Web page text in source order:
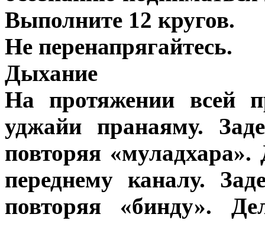
Выполните 12 кругов.
Не перенапрягайтесь.
Дыхание
На протяжении всей
уджайи пранаяму.
повторяя
переднему каналу.
повторяя «бинду».